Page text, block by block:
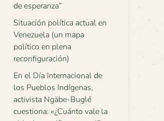
de esperanza”
Situación política actual en
Venezuela (un mapa
político en plena
reconfiguración)
En el Día Internacional de
los Pueblos Indígenas,
activista Ngäbe-Buglé
cuestiona: «¿Cuánto vale la